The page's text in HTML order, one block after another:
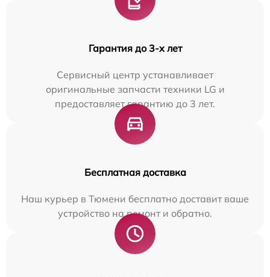
Гарантия до 3-х лет
Сервисный центр устанавливает
оригинальные запчасти техники LG и
предоставляет гарантию до 3 лет.
Бесплатная доставка
Наш курьер в Тюмени бесплатно доставит ваше
устройство на ремонт и обратно.